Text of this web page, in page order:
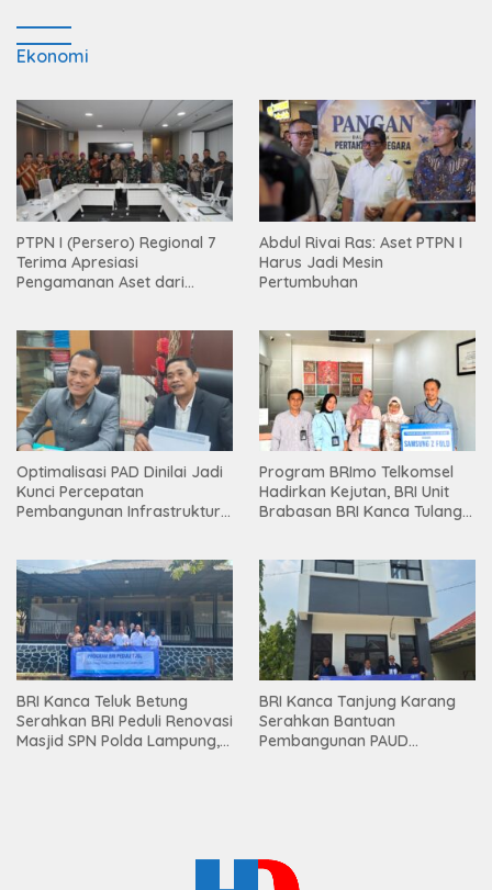
Ekonomi
PTPN I (Persero) Regional 7
Terima Apresiasi
Pengamanan Aset dari
Abdul Rivai Ras: Aset PTPN I
Harus Jadi Mesin
Pertumbuhan
Optimalisasi PAD Dinilai Jadi
Kunci Percepatan
Pembangunan Infrastruktur
Program BRImo Telkomsel
Hadirkan Kejutan, BRI Unit
Brabasan BRI Kanca Tulang
Mesuji
BRI Kanca Teluk Betung
Serahkan BRI Peduli Renovasi
Masjid SPN Polda Lampung,
BRI Kanca Tanjung Karang
Serahkan Bantuan
Pembangunan PAUD